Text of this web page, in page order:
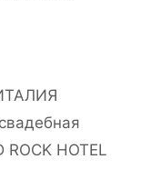
HOTEL